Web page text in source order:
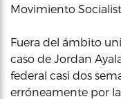
Movimiento
Fuera del ámbito
caso de Jordan
federal casi dos
erróneamente por